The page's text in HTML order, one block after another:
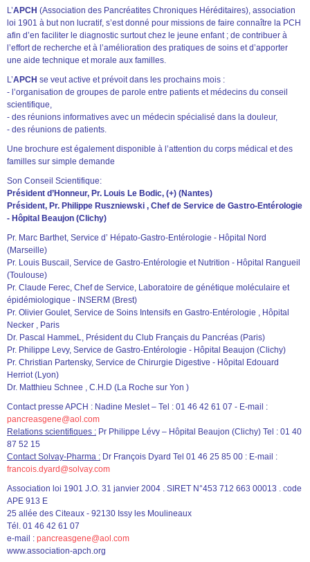
L’APCH (Association des Pancréatites Chroniques Héréditaires), association
loi 1901 à but non lucratif, s’est donné pour missions de faire connaître la PCH
afin d’en faciliter le diagnostic surtout chez le jeune enfant ; de contribuer à
l’effort de recherche et à l’amélioration des pratiques de soins et d’apporter
une aide technique et morale aux familles.
L’APCH se veut active et prévoit dans les prochains mois :
- l’organisation de groupes de parole entre patients et médecins du conseil
scientifique,
- des réunions informatives avec un médecin spécialisé dans la douleur,
- des réunions de patients.
Une brochure est également disponible à l’attention du corps médical et des
familles sur simple demande
Son Conseil Scientifique:
Président d’Honneur, Pr. Louis Le Bodic, (+) (Nantes)
Président, Pr. Philippe Ruszniewski , Chef de Service de Gastro-Entérologie
- Hôpital Beaujon (Clichy)
Pr. Marc Barthet, Service d’ Hépato-Gastro-Entérologie - Hôpital Nord
(Marseille)
Pr. Louis Buscail, Service de Gastro-Entérologie et Nutrition - Hôpital Rangueil
(Toulouse)
Pr. Claude Ferec, Chef de Service, Laboratoire de génétique moléculaire et
épidémiologique - INSERM (Brest)
Pr. Olivier Goulet, Service de Soins Intensifs en Gastro-Entérologie , Hôpital
Necker , Paris
Dr. Pascal HammeL, Président du Club Français du Pancréas (Paris)
Pr. Philippe Levy, Service de Gastro-Entérologie - Hôpital Beaujon (Clichy)
Pr. Christian Partensky, Service de Chirurgie Digestive - Hôpital Edouard
Herriot (Lyon)
Dr. Matthieu Schnee , C.H.D (La Roche sur Yon )
Contact presse APCH : Nadine Meslet – Tel : 01 46 42 61 07 - E-mail :
pancreasgene@aol.com
Relations scientifiques : Pr Philippe Lévy – Hôpital Beaujon (Clichy) Tel : 01 40
87 52 15
Contact Solvay-Pharma : Dr François Dyard Tel 01 46 25 85 00 : E-mail :
francois.dyard@solvay.com
Association loi 1901 J.O. 31 janvier 2004 . SIRET N°453 712 663 00013 . code
APE 913 E
25 allée des Citeaux - 92130 Issy les Moulineaux
Tél. 01 46 42 61 07
e-mail : pancreasgene@aol.com
www.association-apch.org